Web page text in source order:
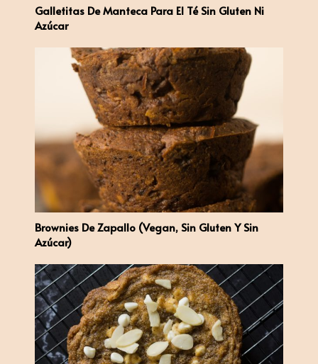
Galletitas De Manteca Para El Té Sin Gluten Ni
Azúcar
Brownies De Zapallo (vegan, Sin Gluten Y Sin
Azúcar)